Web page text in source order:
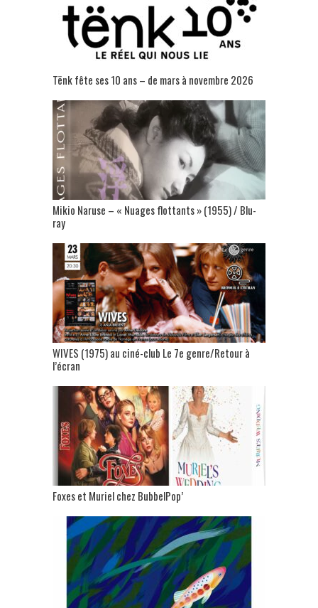
Tënk fête ses 10 ans – de mars à novembre 2026
Mikio Naruse – « Nuages flottants » (1955) / Blu-
ray
WIVES (1975) au ciné-club Le 7e genre/Retour à
l’écran
Foxes et Muriel chez BubbelPop’